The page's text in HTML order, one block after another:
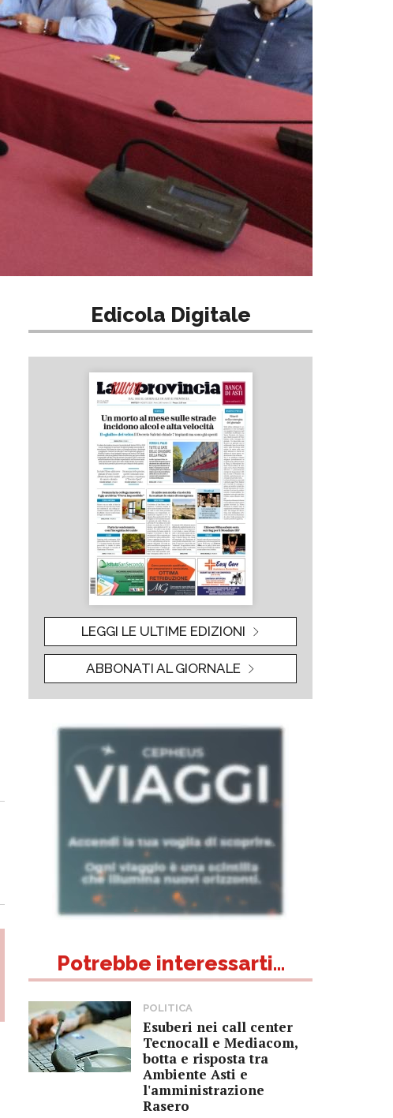
Edicola Digitale
LEGGI LE ULTIME EDIZIONI
ABBONATI AL GIORNALE
Potrebbe interessarti...
POLITICA
Esuberi nei call center
Tecnocall e Mediacom,
botta e risposta tra
Ambiente Asti e
l'amministrazione
Rasero